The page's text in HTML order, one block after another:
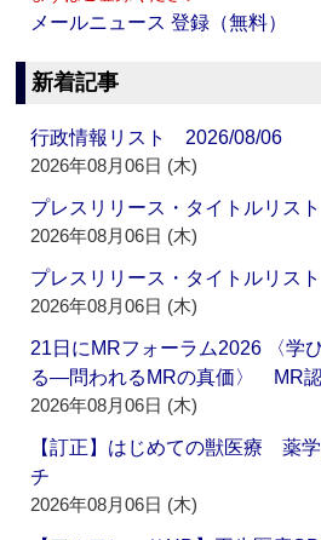
メールニュース 登録（無料）
新着記事
行政情報リスト 2026/08/06
2026年08月06日 (木)
プレスリリース・タイトルリス
2026年08月06日 (木)
プレスリリース・タイトルリス
2026年08月06日 (木)
21日にMRフォーラム2026 〈学
る―問われるMRの真価〉 MR
2026年08月06日 (木)
【訂正】はじめての獣医療 薬
チ
2026年08月06日 (木)